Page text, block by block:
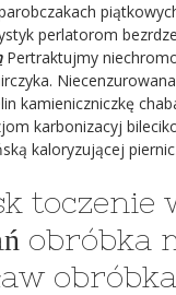
perlatorom
Pertraktujmy
kamieniczniczkę
karbonizacyj
kaloryzującej
toczenie
obróbka